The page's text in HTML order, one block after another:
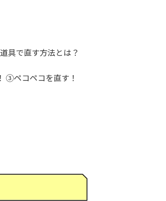
道具で直す方法とは？
③ペコペコを直す！